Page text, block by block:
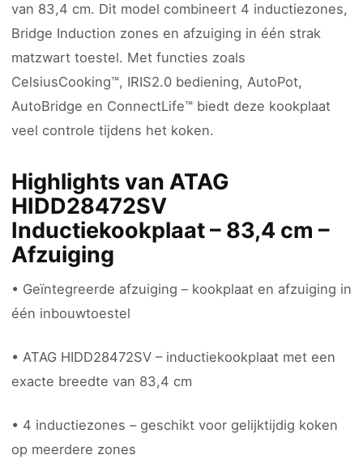
van 83,4 cm. Dit model combineert 4 inductiezones,
Bridge Induction zones en afzuiging in één strak
matzwart toestel. Met functies zoals
CelsiusCooking™, IRIS2.0 bediening, AutoPot,
AutoBridge en ConnectLife™ biedt deze kookplaat
veel controle tijdens het koken.
Highlights van ATAG
HIDD28472SV
Inductiekookplaat – 83,4 cm –
Afzuiging
• Geïntegreerde afzuiging – kookplaat en afzuiging in
één inbouwtoestel
• ATAG HIDD28472SV – inductiekookplaat met een
exacte breedte van 83,4 cm
• 4 inductiezones – geschikt voor gelijktijdig koken
op meerdere zones